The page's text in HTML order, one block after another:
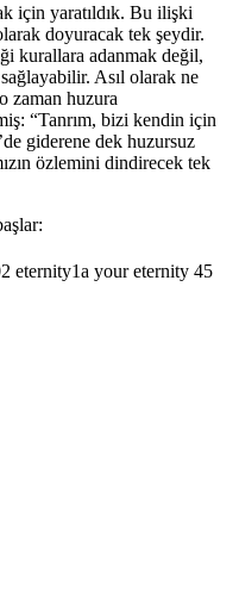
için yaratıldık. Bu ilişki
doyuracak tek şeydir.
kurallara adanmak değil,
Asıl olarak ne
zaman huzura
“Tanrım, bizi kendin için
giderene dek huzursuz
özlemini dindirecek tek